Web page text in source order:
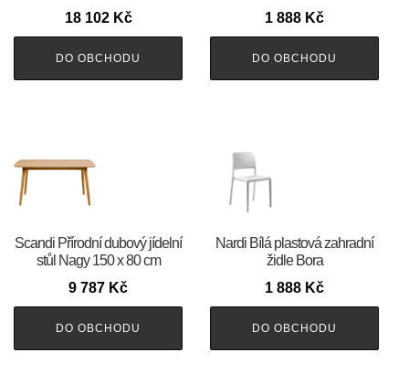
18 102 Kč
DO OBCHODU
1 888 Kč
DO OBCHODU
Scandi Přírodní dubový jídelní
stůl Nagy 150 x 80 cm
9 787 Kč
DO OBCHODU
Nardi Bílá plastová zahradní
židle Bora
1 888 Kč
DO OBCHODU